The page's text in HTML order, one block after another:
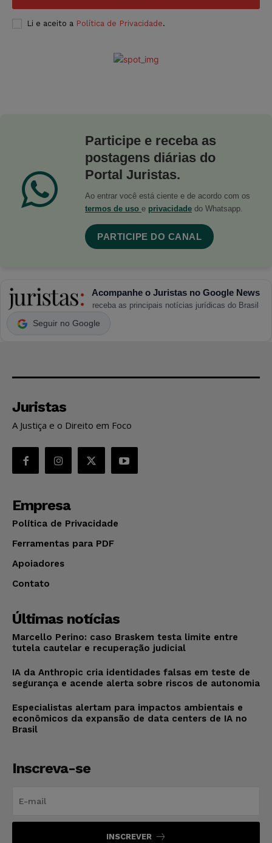
Li e aceito a Política de Privacidade.
Participe e receba as
postagens diárias do
Portal Juristas.
Ao entrar você está ciente e de acordo com os
termos de uso e privacidade do Whatsapp.
PARTICIPE DO CANAL
Acompanhe o Juristas no Google News
receba as principais notícias jurídicas do Brasil
Seguir no Google
Juristas
A Justiça e o Direito em Foco
Empresa
Política de Privacidade
Ferramentas para PDF
Apoiadores
Contato
Últimas notícias
Marcello Perino: caso Braskem testa limite entre
tutela cautelar e recuperação judicial
IA da Anthropic cria identidades falsas em teste de
segurança e acende alerta sobre riscos de autonomia
Especialistas alertam para impactos ambientais e
econômicos da expansão de data centers de IA no
Brasil
Inscreva-se
INSCREVER